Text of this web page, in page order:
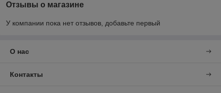
Отзывы о магазине
У компании пока нет отзывов, добавьте первый
О нас
Контакты